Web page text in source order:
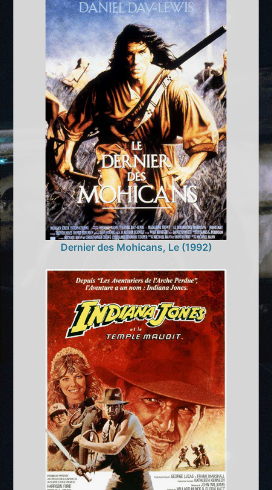
Dernier des Mohicans, Le (1992)